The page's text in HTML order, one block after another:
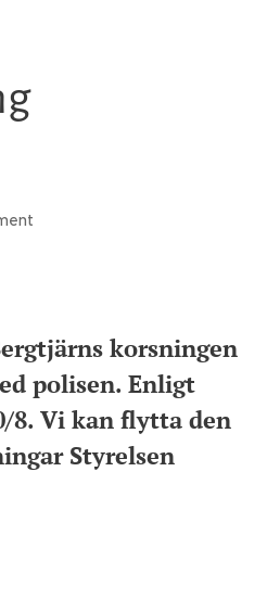
korsningen
polisen. Enligt
8. Vi kan flytta den
Styrelsen